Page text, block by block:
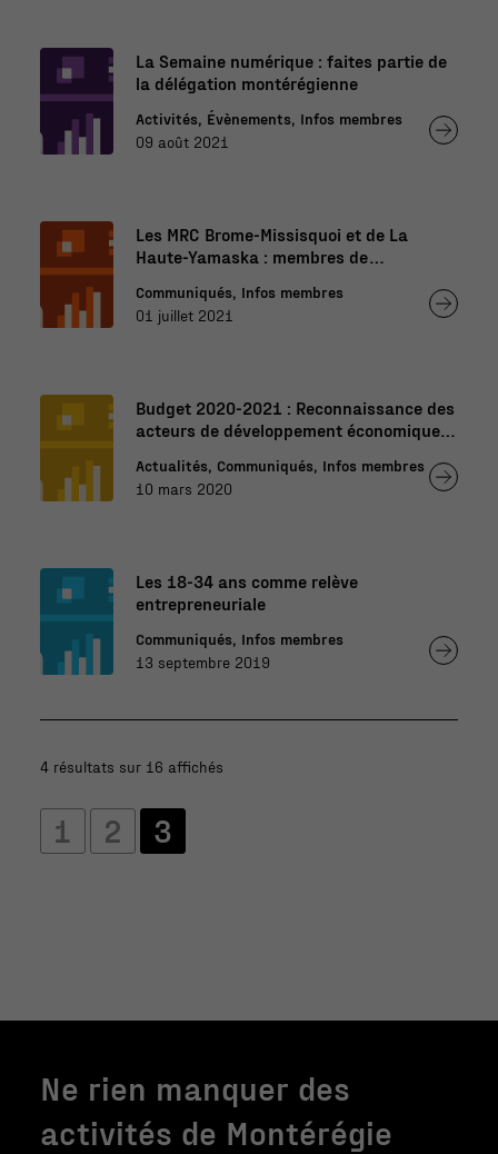
La Semaine numérique : faites partie de
la délégation montérégienne
Activités, Évènements, Infos membres
09 août 2021
Les MRC Brome-Missisquoi et de La
Haute-Yamaska : membres de
Communiqués, Infos membres
01 juillet 2021
Budget 2020-2021 : Reconnaissance des
acteurs de développement économique
Actualités, Communiqués, Infos membres
10 mars 2020
Les 18-34 ans comme relève
entrepreneuriale
Communiqués, Infos membres
13 septembre 2019
4 résultats sur 16 affichés
1 2 3
Ne rien manquer des
activités de Montérégie